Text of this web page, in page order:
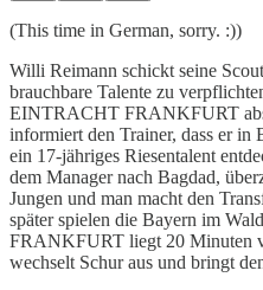
(This time in German, sorry. :))
Willi Reimann schickt seine
brauchbare Talente zu
EINTRACHT FRANKFURT
informiert den Trainer, dass er
ein 17-jähriges Riesentalent
dem Manager nach Bagdad,
Jungen und man macht den
später spielen die Bayern im
FRANKFURT liegt 20 Minuten
wechselt Schur aus und bringt